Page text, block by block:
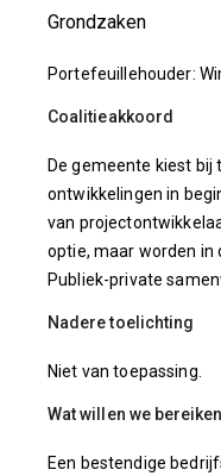
Grondzaken
Portefeuillehouder:
Coalitieakkoord
De gemeente kiest
ontwikkelingen in
van
optie, maar worden in
Publiek-private
Nadere toelichting
Niet van toepassing.
Wat willen we
Een bestendige